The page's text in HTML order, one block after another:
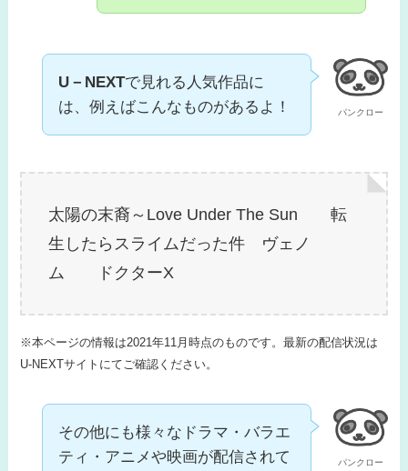
パンクロー
U－NEXTで見れる人気作品に
は、例えばこんなものがあるよ！
太陽の末裔～Love Under The Sun 転
生したらスライムだった件 ヴェノ
ム ドクターX
※本ページの情報は2021年11月時点のものです。最新の配信状況は
U-NEXTサイトにてご確認ください。
パンクロー
その他にも様々なドラマ・バラエ
ティ・アニメや映画が配信されて